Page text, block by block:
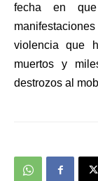
fecha en
violencia que
muertos y
destrozos al